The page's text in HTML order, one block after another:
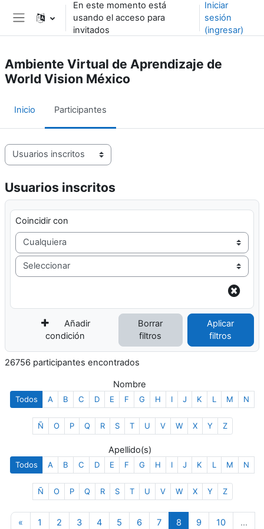
Saltar al contenido principal
Pánel lateral
En este momento está
usando el acceso para
invitados
Iniciar
sesión
(ingresar)
Ambiente Virtual de Aprendizaje de
World Vision México
Inicio Participantes
Navegación terciaria de participantes
Usuarios inscritos
Filtro 1
Coincidir con
Filtrar tipo
Añadir
condición
Borrar
filtros
Aplicar
filtros
26756 participantes encontrados
Nombre
Todos A B C D E F G H I J K L M N
Ñ O P Q R S T U V W X Y Z
Apellido(s)
Todos A B C D E F G H I J K L M N
Ñ O P Q R S T U V W X Y Z
« Página anterior
1 Página 1
2 Página 2
3Página 3
4Página 4
5 Página 5
6Página 6
7Página 7
8 Página 8
9Página 9
10Página 10
…